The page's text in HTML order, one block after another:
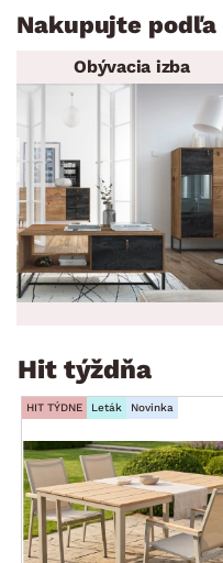
Nakupujte
Obývacia izba
Hit týždňa
HIT TÝDNE Leták Novinka